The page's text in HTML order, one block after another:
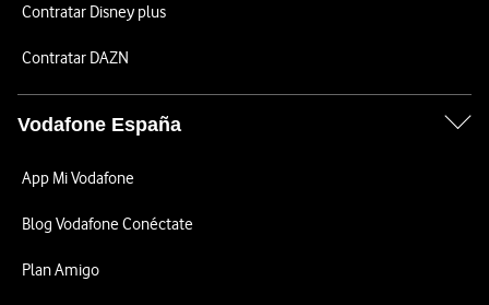
Contratar Disney plus
Contratar DAZN
Vodafone España
App Mi Vodafone
Blog Vodafone Conéctate
Plan Amigo